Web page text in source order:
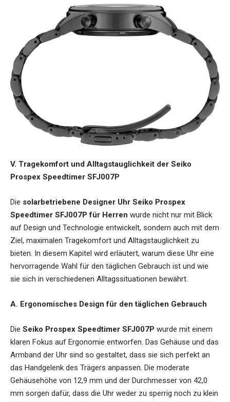
V. Tragekomfort und Alltagstauglichkeit der Seiko
Prospex Speedtimer SFJ007P
Die solarbetriebene Designer Uhr Seiko Prospex
Speedtimer SFJ007P für Herren wurde nicht nur mit Blick
auf Design und Technologie entwickelt, sondern auch mit dem
Ziel, maximalen Tragekomfort und Alltagstauglichkeit zu
bieten. In diesem Kapitel wird erläutert, warum diese Uhr eine
hervorragende Wahl für den täglichen Gebrauch ist und wie
sie sich in verschiedenen Alltagssituationen bewährt.
A. Ergonomisches Design für den täglichen Gebrauch
Die Seiko Prospex Speedtimer SFJ007P wurde mit einem
klaren Fokus auf Ergonomie entworfen. Das Gehäuse und das
Armband der Uhr sind so gestaltet, dass sie sich perfekt an
das Handgelenk des Trägers anpassen. Die moderate
Gehäusehöhe von 12,9 mm und der Durchmesser von 42,0
mm sorgen dafür, dass die Uhr weder zu sperrig noch zu klein